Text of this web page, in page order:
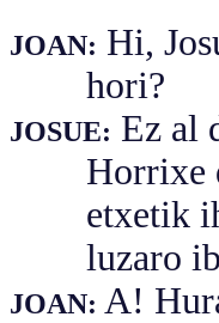
JOAN: Hi,
hori?
JOSUE: Ez al
Horrixe
etxetik
luzaro
JOAN: A!